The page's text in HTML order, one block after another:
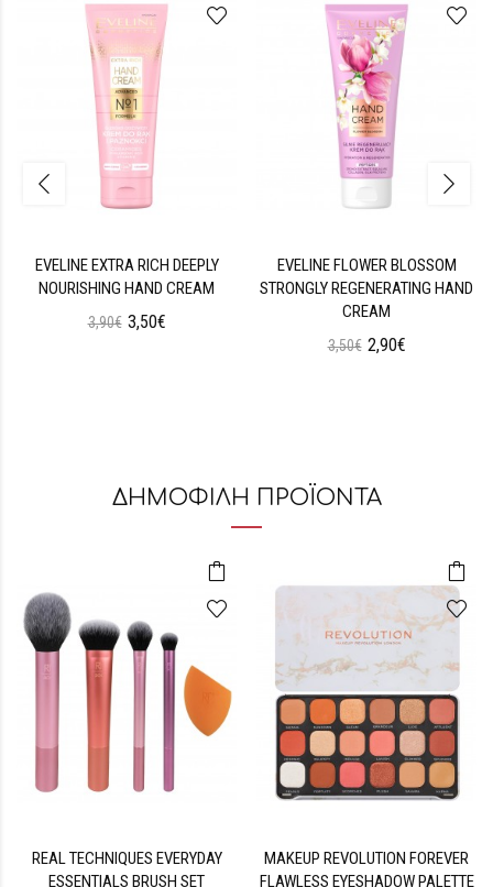
EVELINE EXTRA RICH DEEPLY
NOURISHING HAND CREAM
3,90€ 3,50€
EVELINE FLOWER BLOSSOM
STRONGLY REGENERATING HAND
CREAM
3,50€ 2,90€
ΔΗΜΟΦΙΛΗ ΠΡΟΪΟΝΤΑ
REAL TECHNIQUES EVERYDAY
ESSENTIALS BRUSH SET
MAKEUP REVOLUTION FOREVER
FLAWLESS EYESHADOW PALETTE